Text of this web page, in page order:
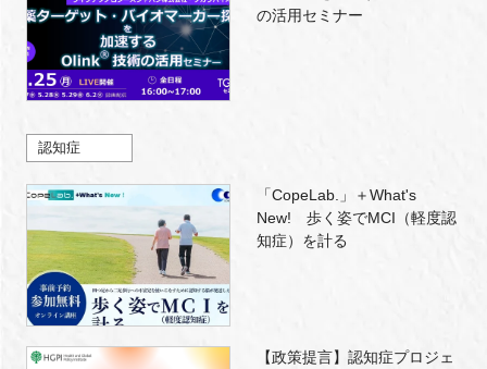
の活用セミナー
認知症
「CopeLab.」＋What's
New! 歩く姿でMCI（軽度認
知症）を計る
【政策提言】認知症プロジェ